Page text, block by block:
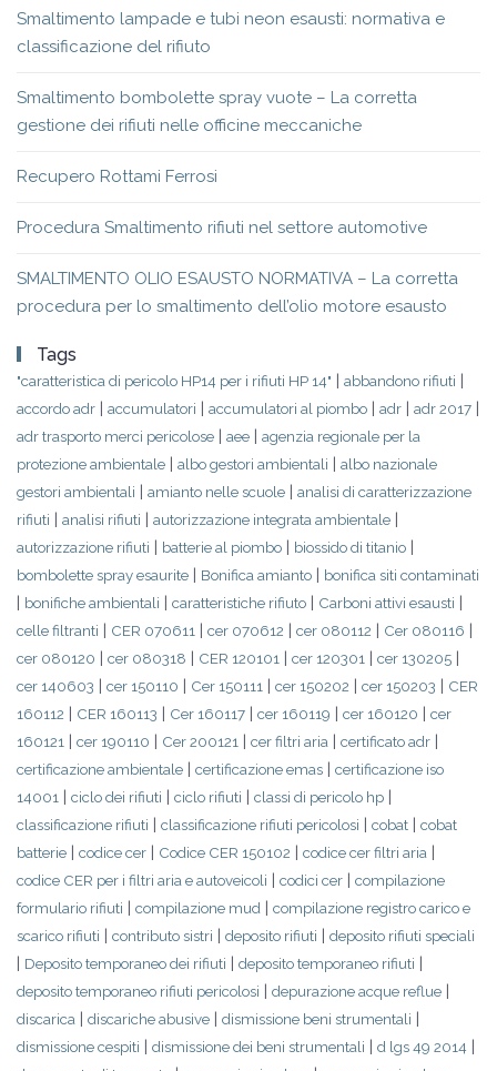
Smaltimento lampade e tubi neon esausti: normativa e
classificazione del rifiuto
Smaltimento bombolette spray vuote – La corretta
gestione dei rifiuti nelle officine meccaniche
Recupero Rottami Ferrosi
Procedura Smaltimento rifiuti nel settore automotive
SMALTIMENTO OLIO ESAUSTO NORMATIVA – La corretta
procedura per lo smaltimento dell’olio motore esausto
Tags
"caratteristica di pericolo HP14 per i rifiuti HP 14" | abbandono rifiuti |
accordo adr | accumulatori | accumulatori al piombo | adr | adr 2017 |
adr trasporto merci pericolose | aee | agenzia regionale per la
protezione ambientale | albo gestori ambientali | albo nazionale
gestori ambientali | amianto nelle scuole | analisi di caratterizzazione
rifiuti | analisi rifiuti | autorizzazione integrata ambientale |
autorizzazione rifiuti | batterie al piombo | biossido di titanio |
bombolette spray esaurite | Bonifica amianto | bonifica siti contaminati
| bonifiche ambientali | caratteristiche rifiuto | Carboni attivi esausti |
celle filtranti | CER 070611 | cer 070612 | cer 080112 | Cer 080116 |
cer 080120 | cer 080318 | CER 120101 | cer 120301 | cer 130205 |
cer 140603 | cer 150110 | Cer 150111 | cer 150202 | cer 150203 | CER
160112 | CER 160113 | Cer 160117 | cer 160119 | cer 160120 | cer
160121 | cer 190110 | Cer 200121 | cer filtri aria | certificato adr |
certificazione ambientale | certificazione emas | certificazione iso
14001 | ciclo dei rifiuti | ciclo rifiuti | classi di pericolo hp |
classificazione rifiuti | classificazione rifiuti pericolosi | cobat | cobat
batterie | codice cer | Codice CER 150102 | codice cer filtri aria |
codice CER per i filtri aria e autoveicoli | codici cer | compilazione
formulario rifiuti | compilazione mud | compilazione registro carico e
scarico rifiuti | contributo sistri | deposito rifiuti | deposito rifiuti speciali
| Deposito temporaneo dei rifiuti | deposito temporaneo rifiuti |
deposito temporaneo rifiuti pericolosi | depurazione acque reflue |
discarica | discariche abusive | dismissione beni strumentali |
dismissione cespiti | dismissione dei beni strumentali | d lgs 49 2014 |